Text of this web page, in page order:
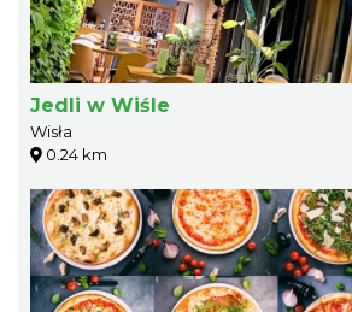
Jedli w Wiśle
Wisła
0.24 km